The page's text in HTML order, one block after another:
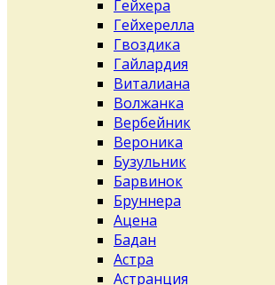
Гейхера
Гейхерелла
Гвоздика
Гайлардия
Виталиана
Волжанка
Вербейник
Вероника
Бузульник
Барвинок
Бруннера
Ацена
Бадан
Астра
Астранция